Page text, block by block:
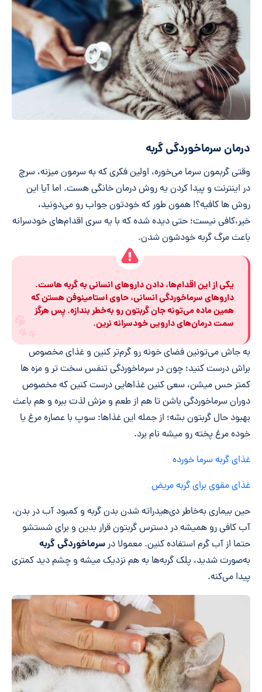
درمان سرماخوردگی گربه
وقتی گربمون سرما می‌خوره، اولین فکری که به سرمون میزنه، سرچ
در اینترنت و پیدا کردن یه روش درمان خانگی هست. اما آیا این
روش ها کافیه؟! همون طور که خودتون جواب رو می‌دونید،
خیر،کافی نیست؛ حتی دیده شده که با یه سری اقدام‌های خودسرانه
باعث مرگ گربه خودشون شدن.
یکی از این اقدام‌ها، دادن داروهای انسانی به گربه هاست.
داروهای سرماخوردگی انسانی، حاوی استامینوفن هستن که
همین ماده می‌تونه جان گربتون رو به‌خطر بندازه. پس هرگز
سمت درمان‌های دارویی خودسرانه نرین.
به جاش می‌تونین فضای خونه رو گرم‌تر کنین و غذای مخصوص
براش درست کنید؛ چون در سرماخوردگی تنفس سخت تر و مزه ها
کمتر حس میشن، سعی کنین غذاهایی درست کنین که مخصوص
دوران سرماخوردگی باشن تا هم از طعم و مزش لذت ببره و هم باعث
بهبود حال گربتون بشه؛ از جمله این غذاها: سوپ با عصاره مرغ یا
خوده مرغ پخته رو میشه نام برد.
غذای گربه سرما خورده
غذای مقوی برای گربه مریض
حین بیماری به‌خاطر دی‌هیدراته شدن بدن گربه و کمبود آب در بدن،
آب کافی رو همیشه در دسترس گربتون قرار بدین و برای شستشو
حتما از آب گرم استفاده کنین. معمولا درسرماخوردگی‌ گربه
به‌صورت شدید، پلک گربه‌ها به هم نزدیک میشه و چشم دید کمتری
پیدا می‌کنه.